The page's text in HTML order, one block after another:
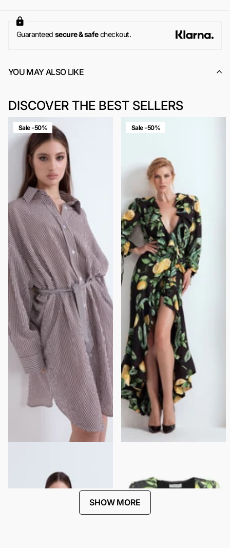
Per maggiori informazioni, si invita a consultare la sezione
dedicata aiResi e Rimborsi.
Guaranteed secure & safecheckout.
YOU MAY ALSO LIKE
DISCOVER THE BEST SELLERS
Sale -50%
$270.00$135.00
Sale -50%
SHOW MORE